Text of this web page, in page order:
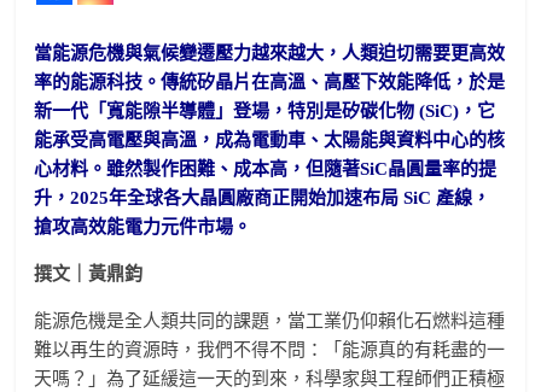
當能源危機與氣候變遷壓力越來越大，人類迫切需要更高效
率的能源科技。傳統矽晶片在高溫、高壓下效能降低，於是
新一代「寬能隙半導體」登場，特別是矽碳化物 (SiC)，它
能承受高電壓與高溫，成為電動車、太陽能與資料中心的核
心材料。雖然製作困難、成本高，但隨著SiC晶圓量率的提
升，2025年全球各大晶圓廠商正開始加速布局 SiC 產線，
搶攻高效能電力元件市場。
撰文｜黃鼎鈞
能源危機是全人類共同的課題，當工業仍仰賴化石燃料這種
難以再生的資源時，我們不得不問：「能源真的有耗盡的一
天嗎？」為了延緩這一天的到來，科學家與工程師們正積極